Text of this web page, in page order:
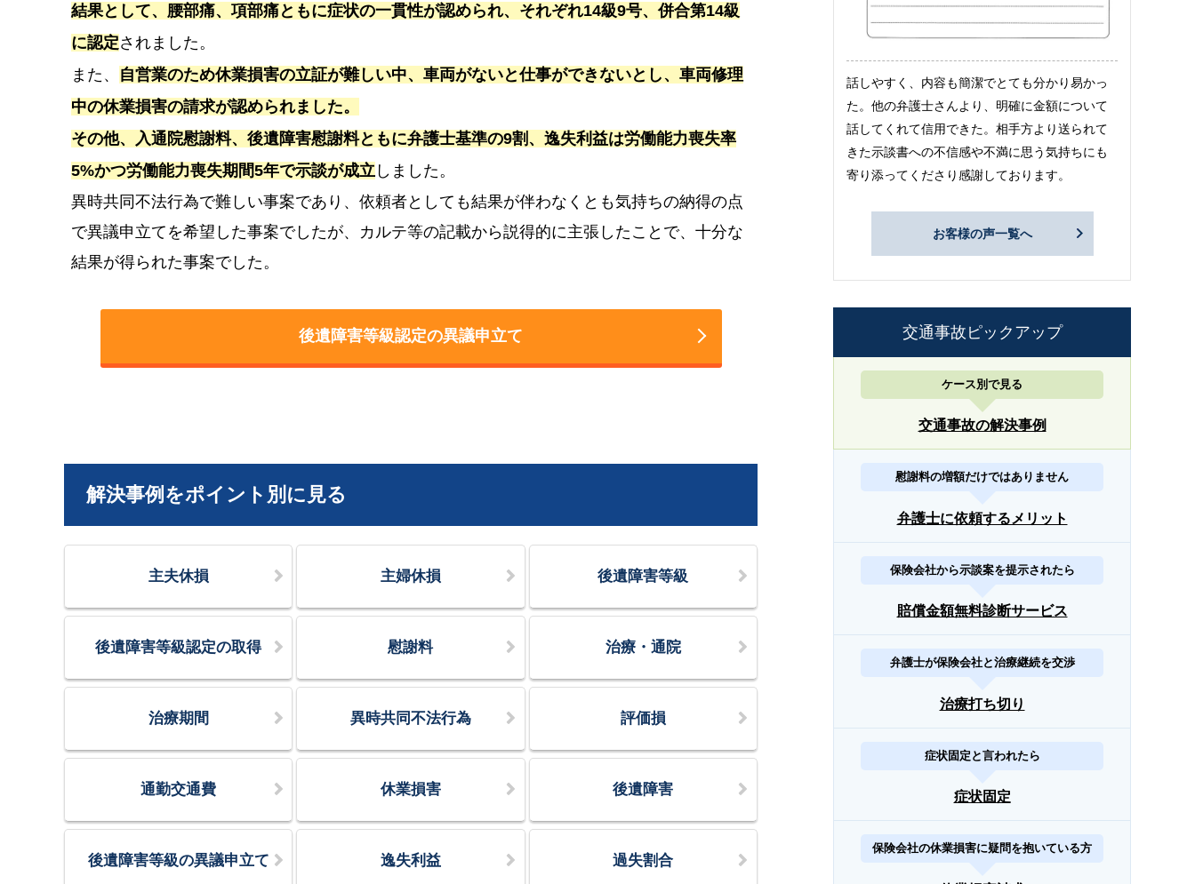
結果として、腰部痛、項部痛ともに症状の一貫性が認められ、それぞれ14級9号、併合第14級
に認定されました。
また、
自営業のため休業損害の立証が難しい中、車両がないと仕事ができないとし、車両修理
中の休業損害の請求が認められました。
その他、入通院慰謝料、後遺障害慰謝料ともに弁護士基準の9割、逸失利益は労働能力喪失率
5%かつ労働能力喪失期間5年で示談が成立 しました。
異時共同不法行為で難しい事案であり、依頼者としても結果が伴わなくとも気持ちの納得の点
で異議申立てを希望した事案でしたが、カルテ等の記載から説得的に主張したことで、十分な
結果が得られた事案でした。
後遺障害等級認定の異議申立て
解決事例をポイント別に見る
主夫休損 主婦休損 後遺障害等級
後遺障害等級認定の取得 慰謝料 治療・通院
治療期間 異時共同不法行為 評価損
通勤交通費 休業損害 後遺障害
後遺障害等級の異議申立て 逸失利益 過失割合
話しやすく、内容も簡潔でとても分かり易かっ
た。他の弁護士さんより、明確に金額について
話してくれて信用できた。相手方より送られて
きた示談書への不信感や不満に思う気持ちにも
寄り添ってくださり感謝しております。
お客様の声一覧へ
交通事故ピックアップ
ケース別で見る
交通事故の解決事例
慰謝料の増額だけではありません
弁護士に依頼するメリット
保険会社から示談案を提示されたら
賠償金額無料診断サービス
弁護士が保険会社と治療継続を交渉
治療打ち切り
症状固定と言われたら
症状固定
保険会社の休業損害に疑問を抱いている方